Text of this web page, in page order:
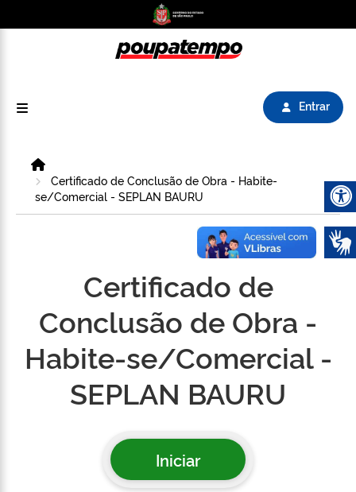
Entrar
Certificado de Conclusão de Obra - Habite-
se/Comercial - SEPLAN BAURU
Certificado de
Conclusão de Obra -
Habite-se/Comercial -
SEPLAN BAURU
Iniciar